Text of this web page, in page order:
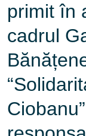
primit în
cadrul